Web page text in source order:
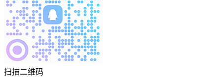
扫描二维码